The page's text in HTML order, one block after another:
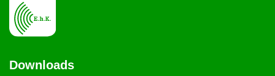
Downloads